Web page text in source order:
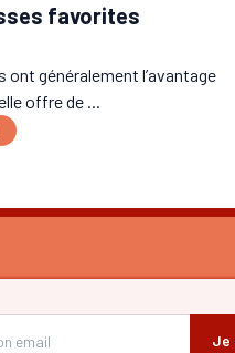
favorites
ont généralement l’avantage
offre de ...
Je